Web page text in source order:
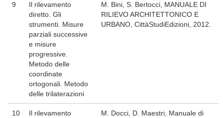
9
Il rilevamento
diretto. Gli
strumenti. Misure
parziali successive
e misure
progressive.
Metodo delle
coordinate
ortogonali. Metodo
delle trilaterazioni
M. Bini, S. Bertocci, MANUALE DI
RILIEVO ARCHITETTONICO E
URBANO, CittàStudiEdizioni, 2012.
10
Il rilevamento
M. Docci, D. Maestri, Manuale di